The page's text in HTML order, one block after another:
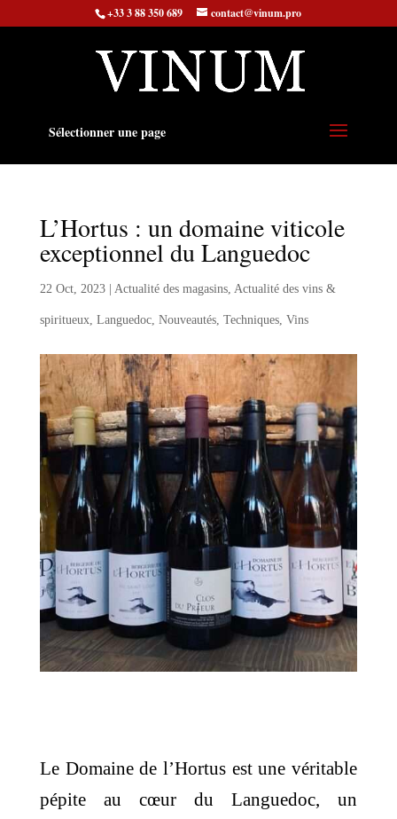
+33 3 88 350 689 contact@vinum.pro
Sélectionner une page
L’Hortus : un domaine viticole
exceptionnel du Languedoc
22 Oct, 2023| Actualité des magasins, Actualité des vins &
spiritueux, Languedoc, Nouveautés, Techniques, Vins
Le Domaine de l’Hortus est une véritable
pépite au cœur du Languedoc, un